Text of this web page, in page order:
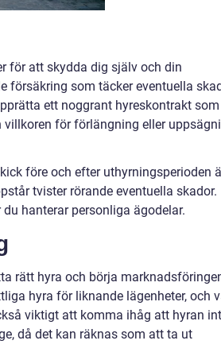
för att skydda dig själv och din
försäkring som täcker eventuella
ett noggrant hyreskontrakt som
villkoren för förlängning eller
före och efter uthyrningsperioden
tvister rörande eventuella skador.
hanterar personliga ägodelar.
rätt hyra och börja
hyra för liknande lägenheter, och
viktigt att komma ihåg att hyran
då det kan räknas som att ta ut